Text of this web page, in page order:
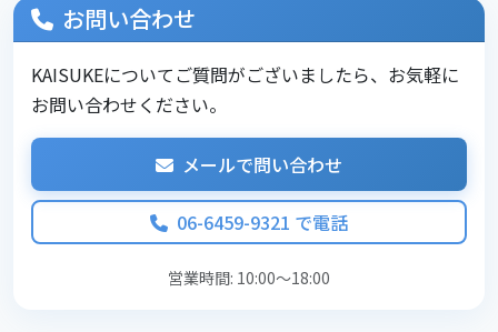
お問い合わせ
KAISUKEについてご質問がございましたら、お気軽に
お問い合わせください。
メールで問い合わせ
06-6459-9321 で電話
営業時間: 10:00～18:00